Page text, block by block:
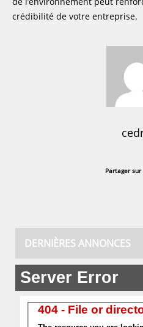
crédibilité de votre entreprise.
Partager
DERNIÈRES ANNONCES